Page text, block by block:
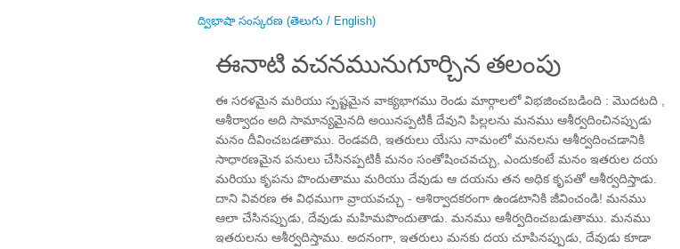
ద్విభాషా సంస్కరణ (తెలుగు / English)
ఈనాటి వచనమునుగూర్చిన తలంపు
ఈ సరళమైన మరియు స్పష్టమైన వాక్యభాగము రెండు మార్గాలలో విభజించబడింది : మొదటది ,
ఆశీర్వాదం అది సామాన్యమైనది అయినప్పటికీ దేవుని పిల్లలను మనము ఆశీర్వదించినప్పుడు
మనం దీవించబడతాము. రెండవది, ఇతరులు యేసు నామంలో మనలను ఆశీర్వదించడానికి
సాధారణమైన పనులు చేసినప్పటికీ మనం సంతోషించవచ్చు, ఎందుకంటే మనం ఇతరుల దయ
మరియు కృపను పొందుతాము మరియు దేవుడు ఆ దయను తన అధిక కృపతో ఆశీర్వదిస్తాడు.
దాని వివరణ ఈ విధముగా వ్రాయవచ్చు - ఆశిర్వాదకరంగా ఉండటానికి జీవించండి! మనము
ఆలా చేసినప్పుడు, దేవుడు మహిమపొందుతాడు. మనము ఆశీర్వదించబడుతాము. మనము
ఇతరులను ఆశీర్వదిస్తాము. అదనంగా, ఇతరులు మనకు దయ చూపినప్పుడు, దేవుడు కూడా